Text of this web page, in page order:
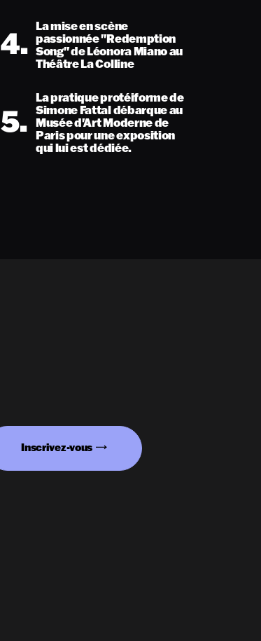
4. La mise en scène
passionnée "Redemption
Song" de Léonora Miano au
Théâtre La Colline
5.
La pratique protéiforme de
Simone Fattal débarque au
Musée d'Art Moderne de
Paris pour une exposition
qui lui est dédiée.
Inscrivez-vous